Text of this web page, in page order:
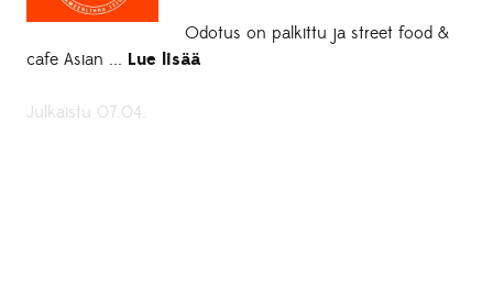
Odotus on palkittu ja street food &
cafe Asian ... Lue lisää
Julkaistu 07.04.